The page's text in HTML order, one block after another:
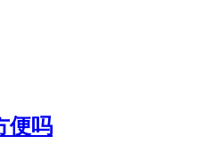
便吗